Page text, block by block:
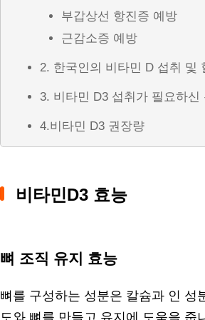
부갑상선 항진증 예방
근감소증 예방
2. 한국인의 비타민 D 섭취
3. 비타민 D3 섭취가 필요하신
4.비타민 D3 권장량
비타민D3 효능
뼈 조직 유지 효능
뼈를 구성하는 성분은 칼슘과 인 성